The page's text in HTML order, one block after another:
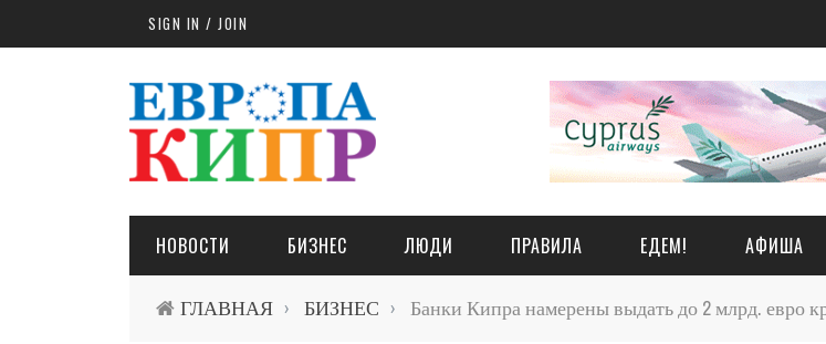
Skip to main contentSIGN IN / JOIN
НОВОСТИ БИЗНЕС ЛЮДИ ПРАВИЛА ЕДЕМ! АФИША
ГЛАВНАЯ › БИЗНЕС › Банки Кипра намерены выдать до 2 млрд. евро